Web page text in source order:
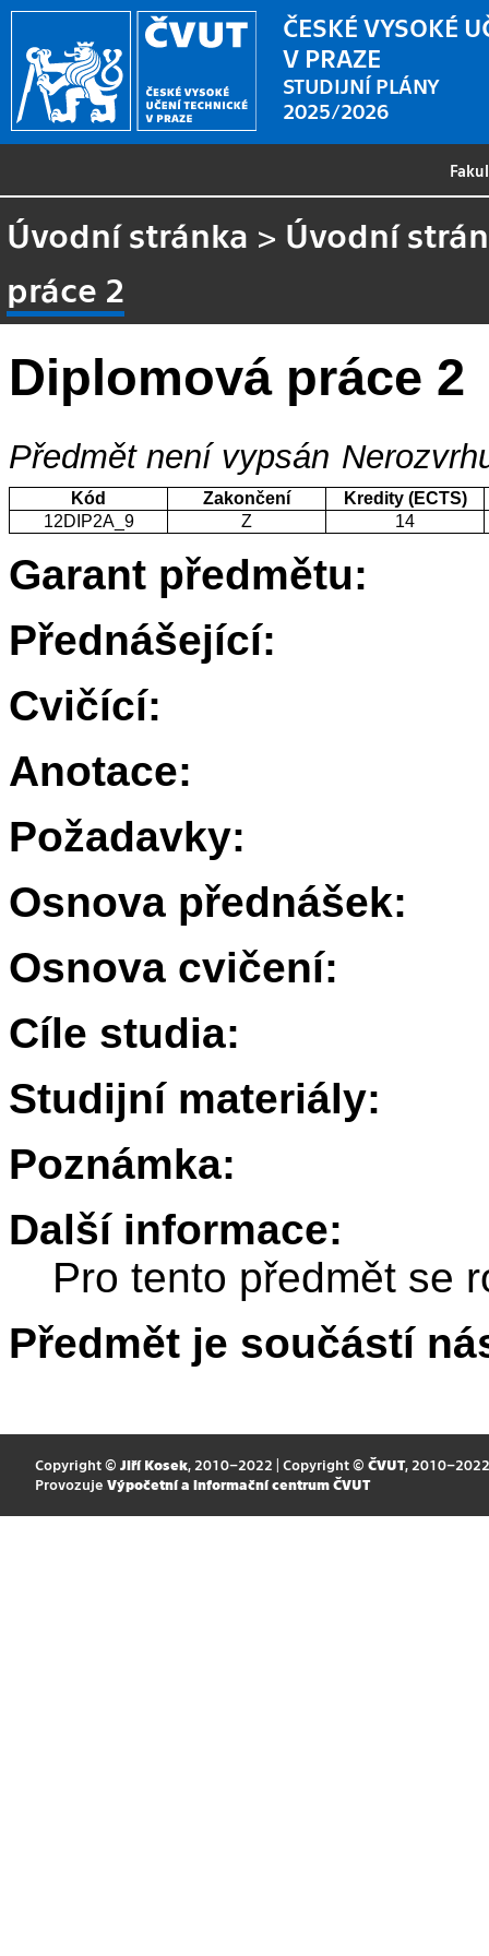
ČESKÉ VYSOKÉ
V PRAZE
STUDIJNÍ PLÁNY
2025/2026
Úvodní stránka > Úvodní
práce 2
Diplomová práce 2
Předmět není vypsán
Kód Zakončení
Kredity (ECTS)
12DIP2A_9
Z 14
Garant předmětu:
Přednášející:
Cvičící:
Anotace:
Požadavky:
Osnova přednášek:
Osnova cvičení:
Cíle studia:
Studijní materiály:
Poznámka:
Další informace:
Pro tento předmět se
Předmět je součástí
Copyright © Jiří Kosek, 2010–2022 | Copyright © ČVUT, 2010–2022
Provozuje Výpočetní a informační centrum ČVUT